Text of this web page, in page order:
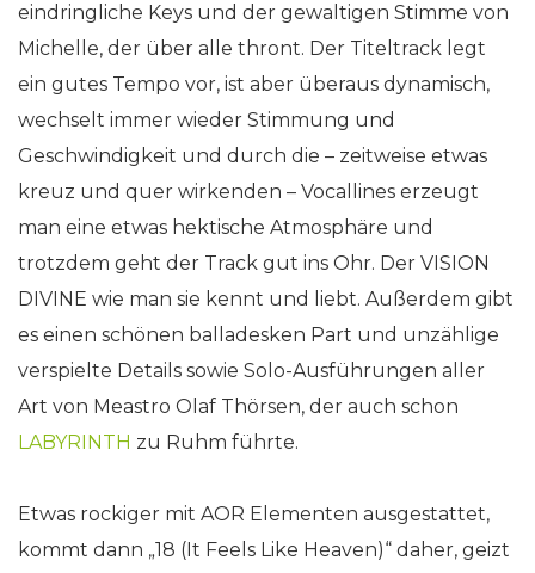
eindringliche Keys und der gewaltigen Stimme von
Michelle, der über alle thront. Der Titeltrack legt
ein gutes Tempo vor, ist aber überaus dynamisch,
wechselt immer wieder Stimmung und
Geschwindigkeit und durch die – zeitweise etwas
kreuz und quer wirkenden – Vocallines erzeugt
man eine etwas hektische Atmosphäre und
trotzdem geht der Track gut ins Ohr. Der VISION
DIVINE wie man sie kennt und liebt. Außerdem gibt
es einen schönen balladesken Part und unzählige
verspielte Details sowie Solo-Ausführungen aller
Art von Meastro Olaf Thörsen, der auch schon
LABYRINTH zu Ruhm führte.
Etwas rockiger mit AOR Elementen ausgestattet,
kommt dann „18 (It Feels Like Heaven)“ daher, geizt